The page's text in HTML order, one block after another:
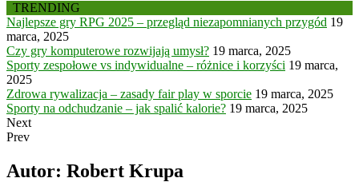
TRENDING
Najlepsze gry RPG 2025 – przegląd niezapomnianych przygód 19
marca, 2025
Czy gry komputerowe rozwijają umysł? 19 marca, 2025
Sporty zespołowe vs indywidualne – różnice i korzyści 19 marca,
2025
Zdrowa rywalizacja – zasady fair play w sporcie 19 marca, 2025
Sporty na odchudzanie – jak spalić kalorie? 19 marca, 2025
Next
Prev
Autor: Robert Krupa